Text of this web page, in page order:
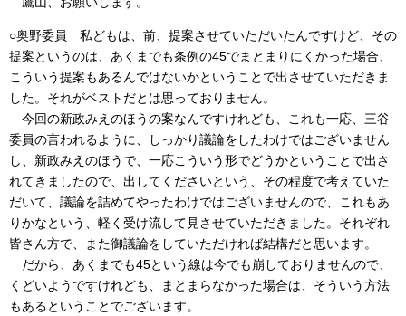
○奥野委員 私どもは、前、提案させていただいたんですけど、その
提案というのは、あくまでも条例の45でまとまりにくかった場合、
こういう提案もあるんではないかということで出させていただきま
した。それがベストだとは思っておりません。
今回の新政みえのほうの案なんですけれども、これも一応、三谷
委員の言われるように、しっかり議論をしたわけではございません
し、新政みえのほうで、一応こういう形でどうかということで出さ
れてきましたので、出してくださいという、その程度で考えていた
だいて、議論を詰めてやったわけではございませんので、これもあ
りかなという、軽く受け流して見させていただきました。それぞれ
皆さん方で、また御議論をしていただければ結構だと思います。
だから、あくまでも45という線は今でも崩しておりませんので、
くどいようですけれども、まとまらなかった場合は、そういう方法
もあるということでございます。